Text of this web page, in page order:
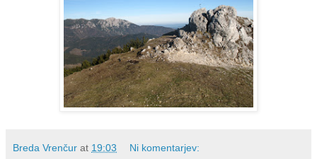
Breda Vrenčur at 19:03 Ni komentarjev: